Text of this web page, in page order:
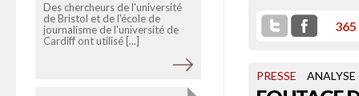
365
PRESSE ANALYSE
Des chercheurs de l'université
de Bristol et de l'école de
journalisme de l'université de
Cardiff ont utilisé [...]
Féraud de concocter un [...]